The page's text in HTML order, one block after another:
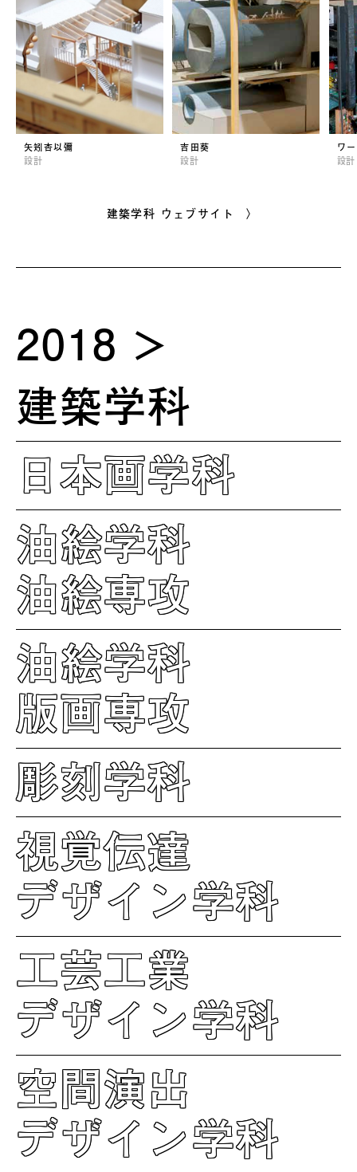
矢矧杏以彌
設計
吉田葵
設計
ワ
設計
建築学科 ウェブサイト 〉
2018
建築学科
日本画学科
油絵学科
油絵専攻
油絵学科
版画専攻
彫刻学科
視覚伝達
デザイン学科
工芸工業
デザイン学科
空間演出
デザイン学科